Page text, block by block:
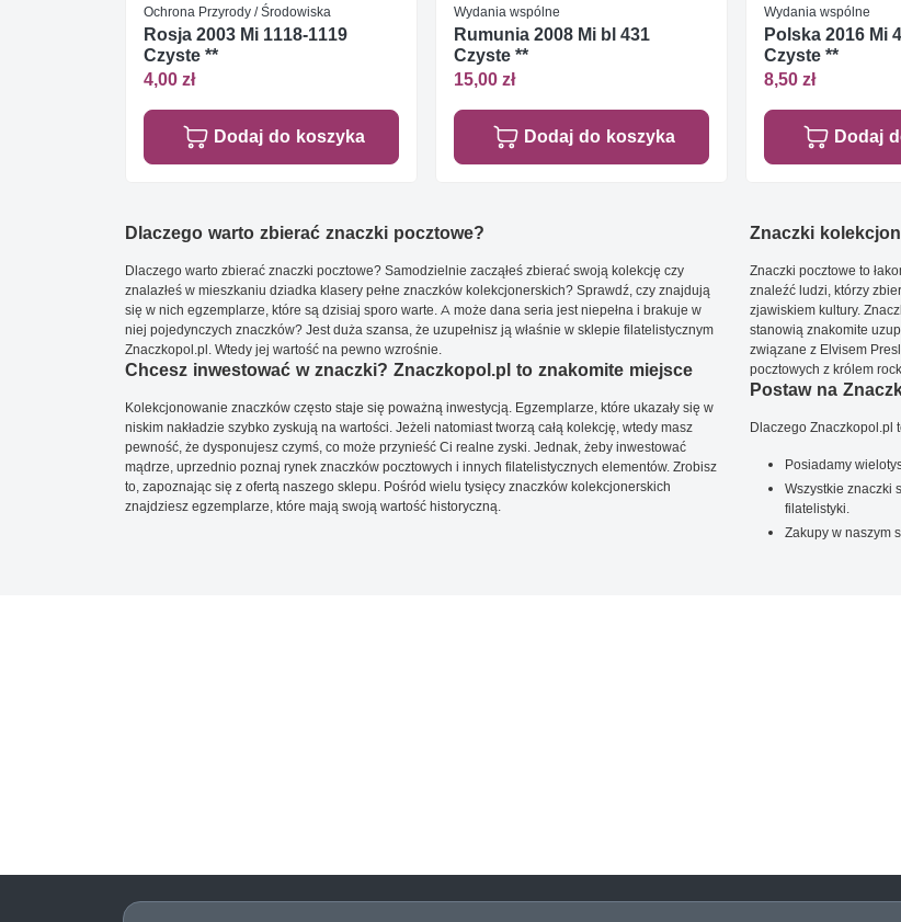
Ochrona Przyrody / Środowiska
Rosja 2003 Mi 1118-1119
Czyste **
4,00 zł
Dodaj do koszyka
Wydania wspólne
Rumunia 2008 Mi bl 431
Czyste **
15,00 zł
Dodaj do koszyka
Wydania wspólne
Polska 2016 Mi
Czyste **
8,50 zł
Dodaj
Dlaczego warto zbierać znaczki pocztowe?
Dlaczego warto zbierać znaczki pocztowe? Samodzielnie zacząłeś zbierać swoją kolekcję czy
znalazłeś w mieszkaniu dziadka klasery pełne znaczków kolekcjonerskich? Sprawdź, czy znajdują
się w nich egzemplarze, które są dzisiaj sporo warte. A może dana seria jest niepełna i brakuje w
niej pojedynczych znaczków? Jest duża szansa, że uzupełnisz ją właśnie w sklepie filatelistycznym
Znaczkopol.pl. Wtedy jej wartość na pewno wzrośnie.
Chcesz inwestować w znaczki? Znaczkopol.pl to znakomite miejsce
Kolekcjonowanie znaczków często staje się poważną inwestycją. Egzemplarze, które ukazały się w
niskim nakładzie szybko zyskują na wartości. Jeżeli natomiast tworzą całą kolekcję, wtedy masz
pewność, że dysponujesz czymś, co może przynieść Ci realne zyski. Jednak, żeby inwestować
mądrze, uprzednio poznaj rynek znaczków pocztowych i innych filatelistycznych elementów. Zrobisz
to, zapoznając się z ofertą naszego sklepu. Pośród wielu tysięcy znaczków kolekcjonerskich
znajdziesz egzemplarze, które mają swoją wartość historyczną.
Znaczki
Znaczki pocztowe to
znaleźć ludzi, którzy
zjawiskiem kultury.
stanowią znakomite
związane z Elvisem
pocztowych z królem
Postaw na
Dlaczego Znaczkopol.pl
Posiadamy
Wszystkie znaczki
filatelistyki.
Zakupy w naszym